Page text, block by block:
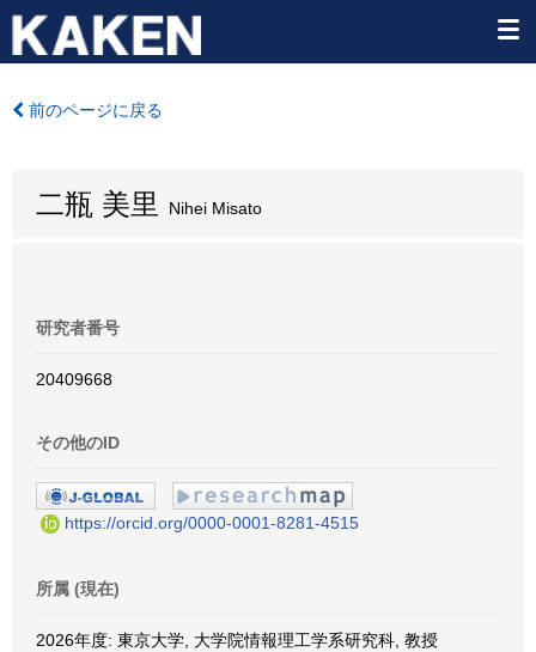
前のページに戻る
二瓶 美里 Nihei Misato
研究者番号
20409668
その他のID
https://orcid.org/0000-0001-8281-4515
所属 (現在)
2026年度: 東京大学, 大学院情報理工学系研究科, 教授